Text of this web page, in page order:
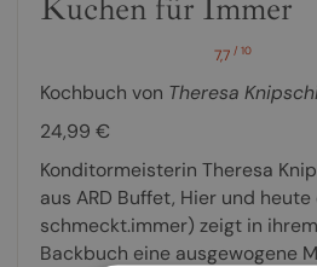
Kuchen für Immer
7,7/ 10
Kochbuch von Theresa
24,99 €
Konditormeisterin Theresa
aus ARD Buffet, Hier und
schmeckt.immer) zeigt in
Backbuch eine ausgewogene